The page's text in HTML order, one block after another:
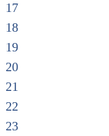
17
18
19
20
21
22
23